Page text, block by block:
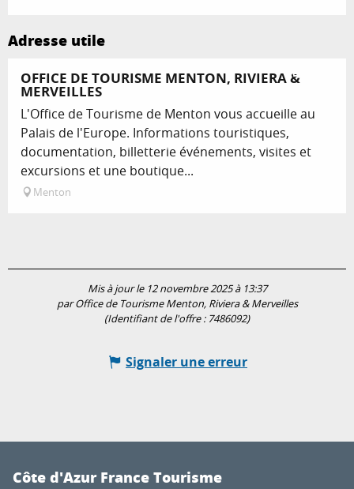
Adresse utile
OFFICE DE TOURISME MENTON, RIVIERA &
MERVEILLES
L'Office de Tourisme de Menton vous accueille au
Palais de l'Europe. Informations touristiques,
documentation, billetterie événements, visites et
excursions et une boutique...
Menton
Réservable
Mis à jour le 12 novembre 2025 à 13:37
par Office de Tourisme Menton, Riviera & Merveilles
(Identifiant de l'offre : 7486092)
Signaler une erreur
Côte d'Azur France Tourisme